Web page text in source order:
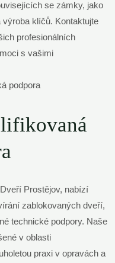
se zámky, jako
klíčů. Kontaktujte
profesionálních
s vašimi
Prostějov, nabízí
zablokovaných dveří,
technické podpory. Naše
v oblasti
praxi v opravách a